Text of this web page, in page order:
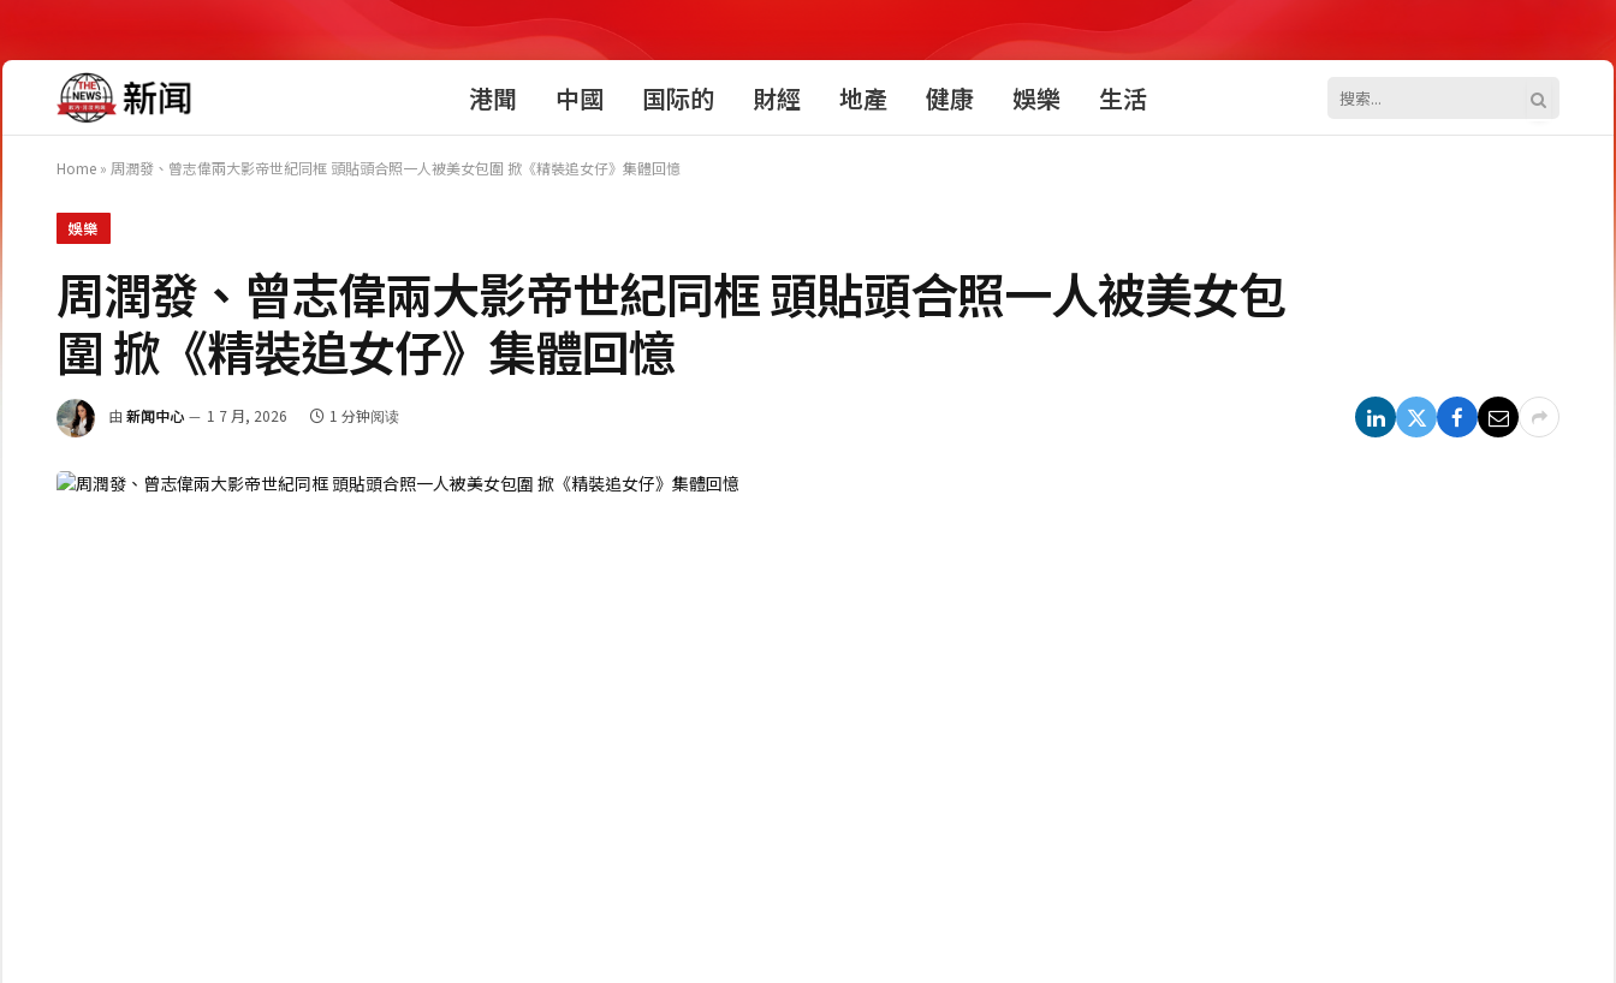
港聞 中國 国际的 財經 地產 健康 娛樂 生活
Home » 周潤發、曾志偉兩大影帝世紀同框 頭貼頭合照一人被美女包圍 掀《精裝追女仔》集體回憶
娛樂
周潤發、曾志偉兩大影帝世紀同框 頭貼頭合照一人被美女包
圍 掀《精裝追女仔》集體回憶
由 新闻中心 1 7 月, 2026 1 分钟阅读